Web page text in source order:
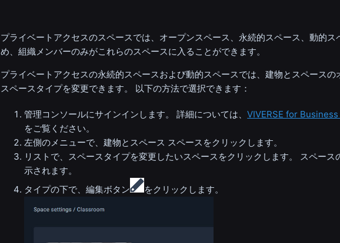
プライベートアクセスのスペースでは、オープンスペース、永続的スペース、動的ス
め、組織メンバーのみがこれらのスペースに入ることができます。
プライベートアクセスの永続的スペースおよび動的スペースでは、建物とスペースの
スペースタイプを変更できます。 以下の方法で選択できます：
管理コンソールにサインインします。 詳細については、VIVERSE for
をご覧ください。
左側のメニューで、建物とスペース スペースをクリックします。
リストで、スペースタイプを変更したいスペースをクリックします。 スペース
示されます。
タイプの下で、編集ボタン
をクリックします。